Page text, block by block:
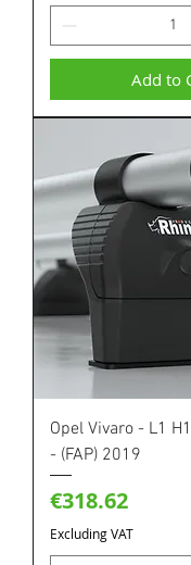
Add to
Opel Vivaro - L1
- (FAP) 2019
Price
€318.62
Excluding VAT